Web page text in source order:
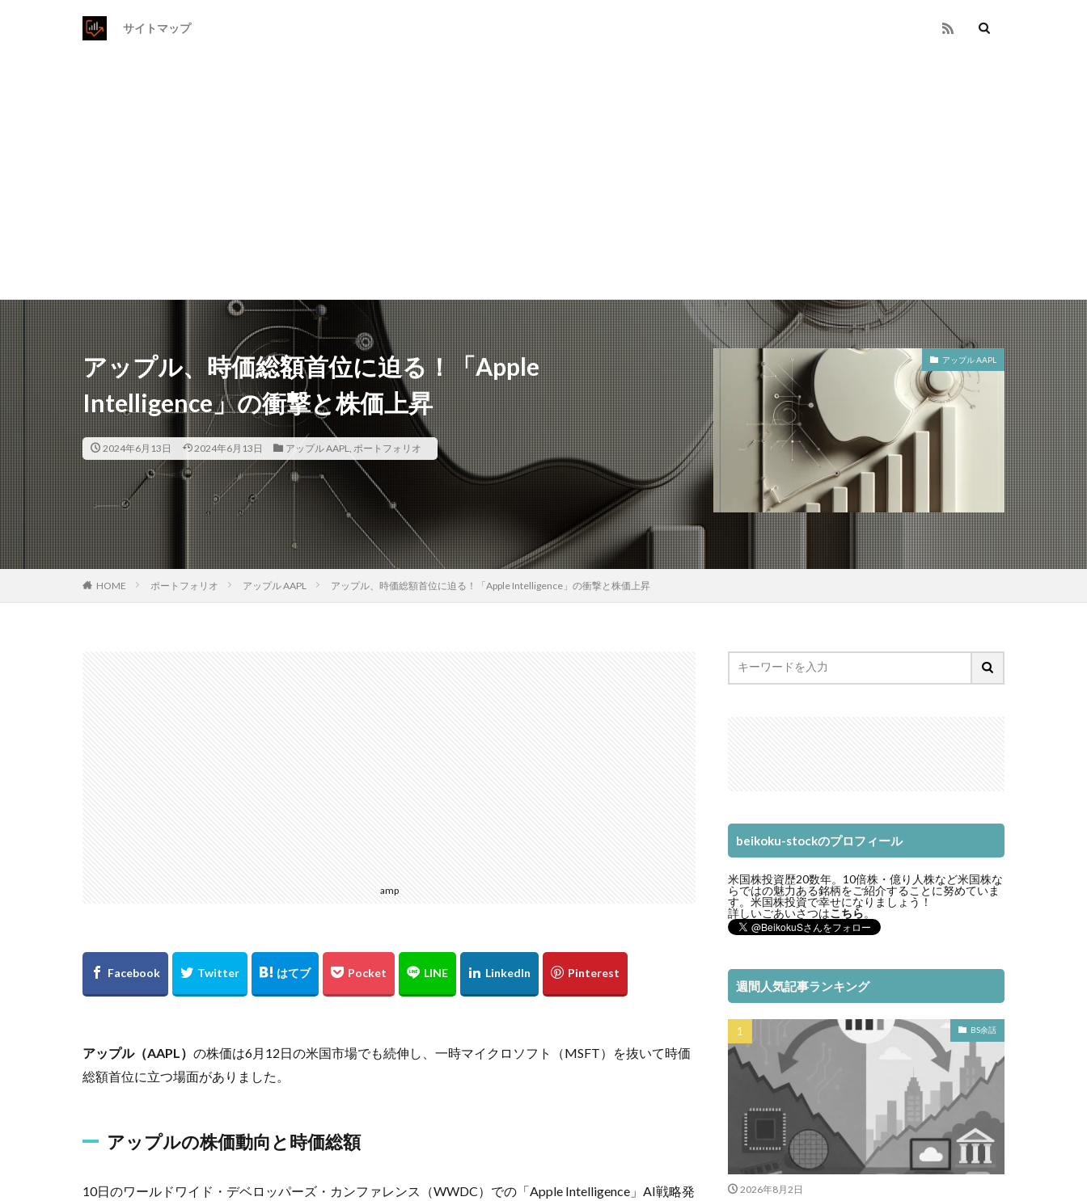
サイトマップ
アップル、時価総額首位に迫る！「Apple
Intelligence」の衝撃と株価上昇
2024年6月13日 2024年6月13日 アップル AAPL, ポートフォリオ
アップル AAPL
HOME ポートフォリオ アップル AAPL アップル、時価総額首位に迫る！「Apple Intelligence」の衝撃と株価上昇
amp
アップル（AAPL） の株価は6月12日の米国市場でも続伸し、一時マイクロソフト（MSFT）を抜いて時価
総額首位に立つ場面がありました。
アップルの株価動向と時価総額
10日のワールドワイド・デベロッパーズ・カンファレンス（WWDC）での「Apple Intelligence」AI戦略発
beikoku-stockのプロフィール
米国株投資歴20数年。10倍株・億り人株など米国株な
らではの魅力ある銘柄をご紹介することに努めていま
す。米国株投資で幸せになりましょう！
詳しいごあいさつはこちら。
週間人気記事ランキング
BS余話
2026年8月2日